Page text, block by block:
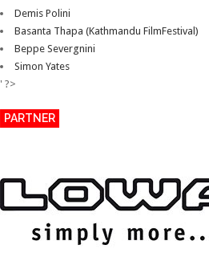
Demis Polini
Basanta Thapa (Kathmandu FilmFestival)
Beppe Severgnini
Simon Yates
' ?>
PARTNER